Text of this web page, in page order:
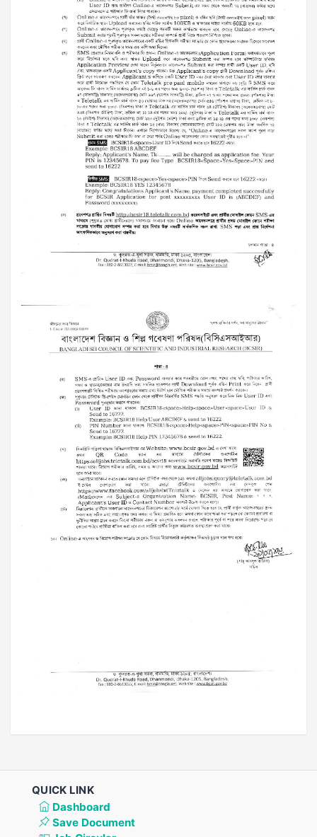
QUICK LINK
Dashboard
Save Document